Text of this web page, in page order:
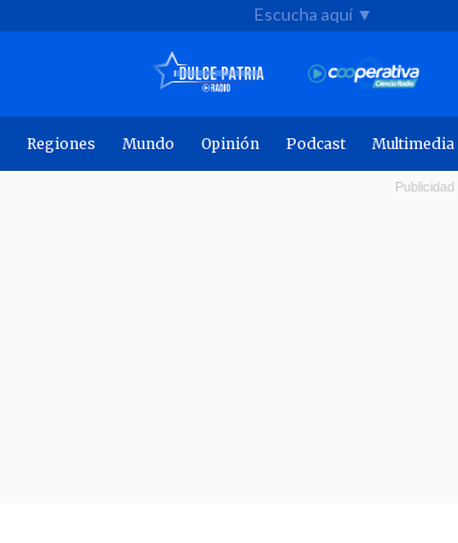
Escucha aquí ▼
Regiones Mundo Opinión Podcast Multimedia